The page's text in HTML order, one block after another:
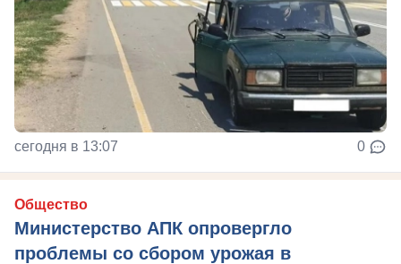
сегодня в 13:07 0
Общество
Министерство АПК опровергло
проблемы со сбором урожая в